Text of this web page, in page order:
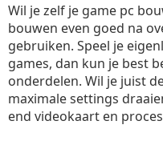
Wil je zelf je game pc
bouwen even goed na
gebruiken. Speel je
games, dan kun je best
onderdelen. Wil je juist
maximale settings
end videokaart en